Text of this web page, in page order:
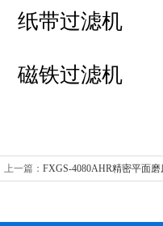
纸带过滤机
磁铁过滤机
上一篇： FXGS-4080AHR精密平面